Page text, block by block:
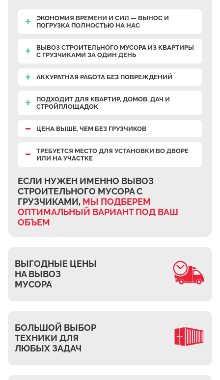
Каменное Тяжино
Зелёная Слобода
Ильинское
Редькино
Ждановское
Петровское
Подберёзное
Сельцо
Октябрьский
Малаховка
Жилино-1
Пехорка
ВЫГОДНЫЕ ЦЕНЫ
НА ВЫВОЗ
МУСОРА
БОЛЬШОЙ ВЫБОР
ТЕХНИКИ ДЛЯ
ЛЮБЫХ ЗАДАЧ
ЭКОНОМИЯ ВРЕМЕНИ И СИЛ — ВЫНОС И
ПОГРУЗКА ПОЛНОСТЬЮ НА НАС
ВЫВОЗ СТРОИТЕЛЬНОГО МУСОРА ИЗ КВАРТИРЫ
С ГРУЗЧИКАМИ ЗА ОДИН ДЕНЬ
АККУРАТНАЯ РАБОТА БЕЗ ПОВРЕЖДЕНИЙ
ПОДХОДИТ ДЛЯ КВАРТИР, ДОМОВ, ДАЧ И
СТРОЙПЛОЩАДОК
ЦЕНА ВЫШЕ, ЧЕМ БЕЗ ГРУЗЧИКОВ
ТРЕБУЕТСЯ МЕСТО ДЛЯ УСТАНОВКИ ВО ДВОРЕ
ИЛИ НА УЧАСТКЕ
ЕСЛИ НУЖЕН ИМЕННО ВЫВОЗ
СТРОИТЕЛЬНОГО МУСОРАС
ГРУЗЧИКАМИ, МЫ ПОДБЕРЕМ
ОПТИМАЛЬНЫЙ ВАРИАНТПОД ВАШ
ОБЪЕМ